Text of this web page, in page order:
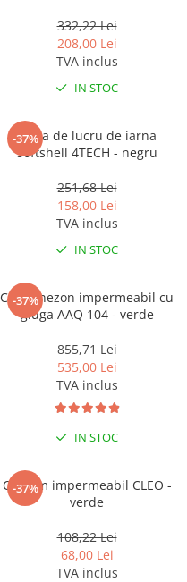
332,22 Lei
208,00 Lei
TVA inclus
IN STOC
-37%
Vesta de lucru de iarna
softshell 4TECH - negru
251,68 Lei
158,00 Lei
TVA inclus
IN STOC
-37%
Combinezon impermeabil cu
gluga AAQ 104 - verde
855,71 Lei
535,00 Lei
TVA inclus
IN STOC
-37%
Costum impermeabil CLEO -
verde
108,22 Lei
68,00 Lei
TVA inclus